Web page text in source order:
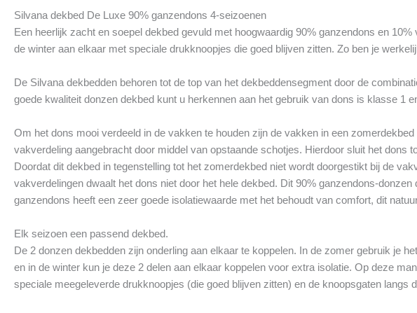
Silvana dekbed De Luxe 90% ganzendons 4-seizoenen
Een heerlijk zacht en soepel dekbed gevuld met hoogwaardig 90% ganzendons en
de winter aan elkaar met speciale drukknoopjes die goed blijven zitten. Zo ben je
De Silvana dekbedden behoren tot de top van het dekbeddensegment door de
goede kwaliteit donzen dekbed kunt u herkennen aan het gebruik van dons is klasse 1
Om het dons mooi verdeeld in de vakken te houden zijn de vakken in een
vakverdeling aangebracht door middel van opstaande schotjes. Hierdoor sluit het dons
Doordat dit dekbed in tegenstelling tot het zomerdekbed niet wordt doorgestikt bij de
vakverdelingen dwaalt het dons niet door het hele dekbed. Dit 90% ganzendons-
ganzendons heeft een zeer goede isolatiewaarde met het behoudt van comfort, dit
Elk seizoen een passend dekbed.
De 2 donzen dekbedden zijn onderling aan elkaar te koppelen. In de zomer gebruik je
en in de winter kun je deze 2 delen aan elkaar koppelen voor extra isolatie. Op deze
speciale meegeleverde drukknoopjes (die goed blijven zitten) en de knoopsgaten langs